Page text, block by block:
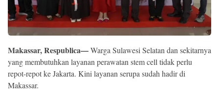
Makassar, Respublica—Warga Sulawesi Selatan dan sekitarnya
yang membutuhkan layanan perawatan stem cell tidak perlu
repot-repot ke Jakarta. Kini layanan serupa sudah hadir di
Makassar.